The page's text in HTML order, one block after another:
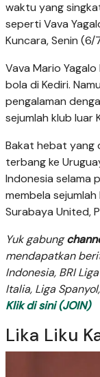
waktu yang
seperti Vava
Kuncara, Senin
Vava Mario
bola di Kediri.
pengalaman
sejumlah klub luar
Bakat hebat yang
terbang ke
Indonesia selama
membela
Surabaya United,
Yuk gabung
mendapatkan
Indonesia, BRI
Italia, Liga
Klik di sini (JOIN)
Lika Liku